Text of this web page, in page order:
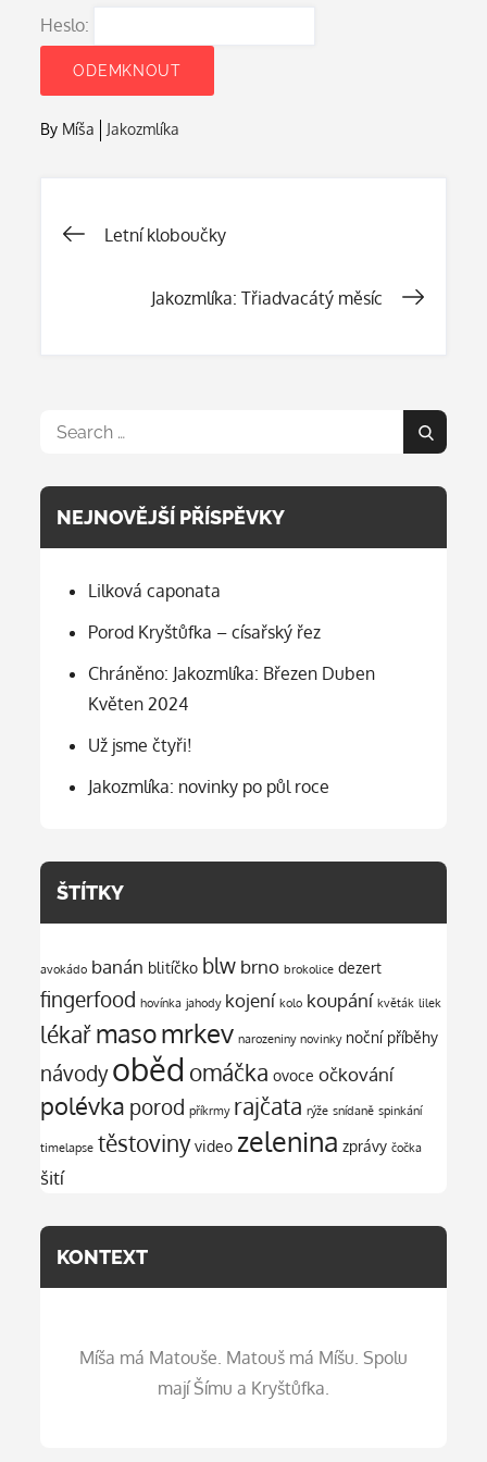
Heslo:
By Míša Jakozmlíka
Navigace
Letní kloboučky
Jakozmlíka: Třiadvacátý měsíc
Search
Search
NEJNOVĚJŠÍ PŘÍSPĚVKY
Lilková caponata
Porod Kryštůfka – císařský řez
Chráněno: Jakozmlíka: Březen Duben
Květen 2024
Už jsme čtyři!
Jakozmlíka: novinky po půl roce
ŠTÍTKY
avokádo banán blitíčko blw brno brokolice dezert
fingerfood hovínka jahody kojení kolo koupání květák lilek
lékařmasomrkev narozeniny novinky noční příběhy
návodyoběd omáčka ovoce očkování
polévka porod příkrmy rajčata rýže snídaně spinkání
timelapse těstoviny video zelenina zprávy čočka
šití
KONTEXT
Míša má Matouše. Matouš má Míšu. Spolu
mají Šímu a Kryštůfka.